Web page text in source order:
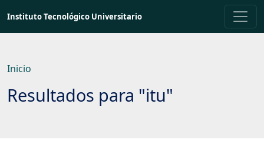
contenido
Instituto Tecnológico Universitario
Inicio
Resultados para "itu"